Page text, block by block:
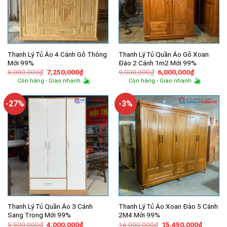
Thanh Lý Tủ Áo 4 Cánh Gỗ Thông
Mới 99%
8,000,000₫ Giá
gốc
là:
7,250,000₫Giá
hiện
tại
7,250,000₫.
Còn hàng - Giao nhanh
Thanh Lý Tủ Quần Áo Gỗ Xoan
Đào 2 Cánh 1m2 Mới 99%
9,000,000₫ Giá
gốc
là:
6,000,000₫Giá
hiện
tại
Còn hàng - Giao nhanh
-27%
Thanh Lý Tủ Quần Áo 3 Cánh
Sang Trọng Mới 99%
5,500,000₫ Giá
4,000,000₫Giá
-3%
Thanh Lý Tủ Áo Xoan Đào 5 Cánh
2M4 Mới 99%
16,000,000₫ Giá
15,450,000₫Giá